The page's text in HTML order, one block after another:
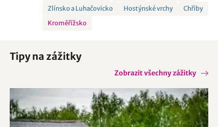
Zlínsko a Luhačovicko
Hostýnské vrchy
Chřiby
Kroměřížsko
Tipy na zážitky
Zobrazit všechny zážitky